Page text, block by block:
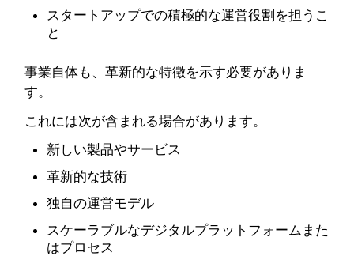
スタートアップでの積極的な運営役割を担うこ
と
事業自体も、革新的な特徴を示す必要がありま
す。
これには次が含まれる場合があります。
新しい製品やサービス
革新的な技術
独自の運営モデル
スケーラブルなデジタルプラットフォームまた
はプロセス